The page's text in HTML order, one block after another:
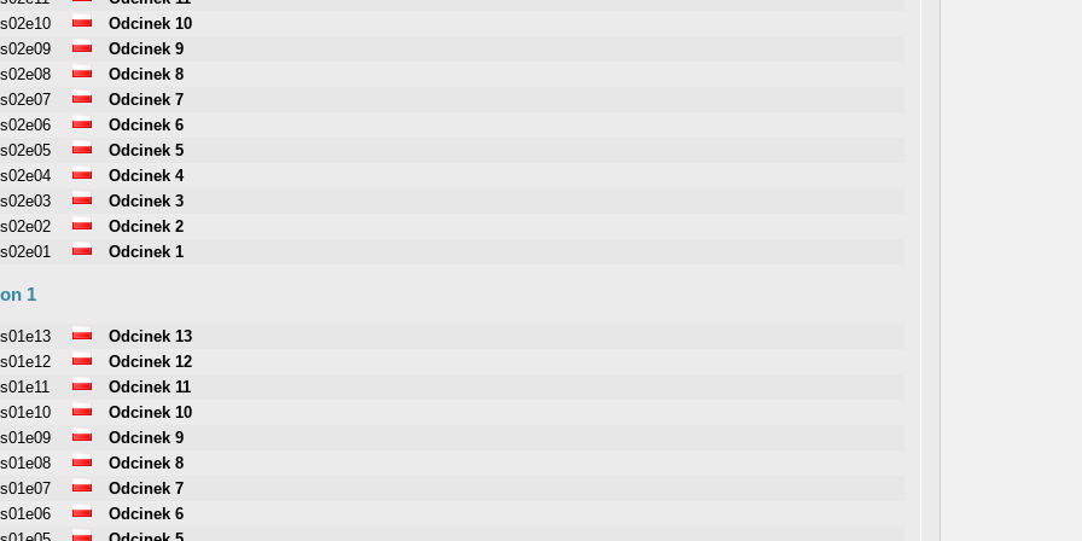
s02e10
Odcinek 10
s02e09
Odcinek 9
s02e08
Odcinek 8
s02e07
Odcinek 7
s02e06
Odcinek 6
s02e05
Odcinek 5
s02e04
Odcinek 4
s02e03
Odcinek 3
s02e02
Odcinek 2
s02e01
Odcinek 1
1
s01e13
Odcinek 13
s01e12
Odcinek 12
s01e11
Odcinek 11
s01e10
Odcinek 10
s01e09
Odcinek 9
s01e08
Odcinek 8
s01e07
Odcinek 7
s01e06
Odcinek 6